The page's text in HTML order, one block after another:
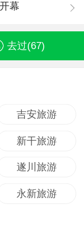
幕
去过(67)
吉安旅游
新干旅游
遂川旅游
永新旅游